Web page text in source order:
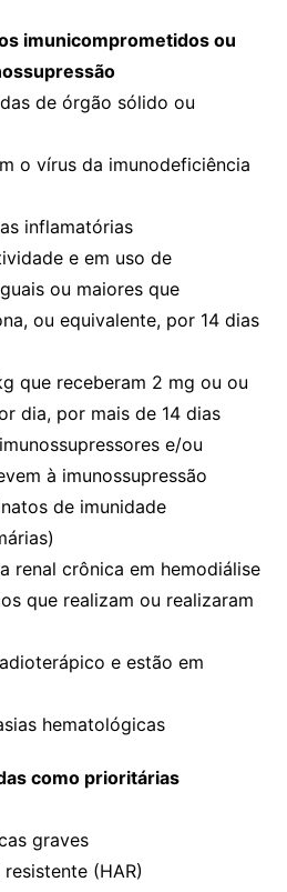
imunicomprometidos ou
de órgão sólido ou
o vírus da imunodeficiência
inflamatórias
e em uso de
ou maiores que
ou equivalente, por 14 dias
que receberam 2 mg ou ou
dia, por mais de 14 dias
e/ou
à imunossupressão
de imunidade
renal crônica em hemodiálise
que realizam ou realizaram
e estão em
hematológicas
como prioritárias
graves
(HAR)